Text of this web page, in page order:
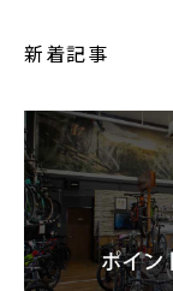
新着記事